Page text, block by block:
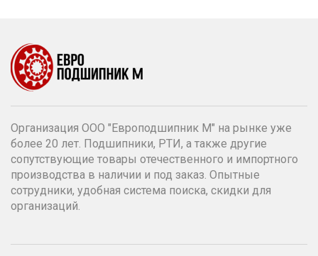
Организация ООО "Европодшипник М" на рынке уже
более 20 лет. Подшипники, РТИ, а также другие
сопутствующие товары отечественного и импортного
производства в наличии и под заказ. Опытные
сотрудники, удобная система поиска, скидки для
организаций.